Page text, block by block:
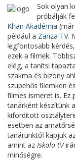
Sok olyan
próbálják
Khan Akadémia
például a Zanza TV.
legfontosabb
ezek a filmek.
elég, a tanítsi
szakma és bizony
szupehős filemken
filmes ismeret is. Ez
tanárként készítünk
kifordított
esetben az
tanárunktól kapjuk
amint az Iskola tV
minőségre.